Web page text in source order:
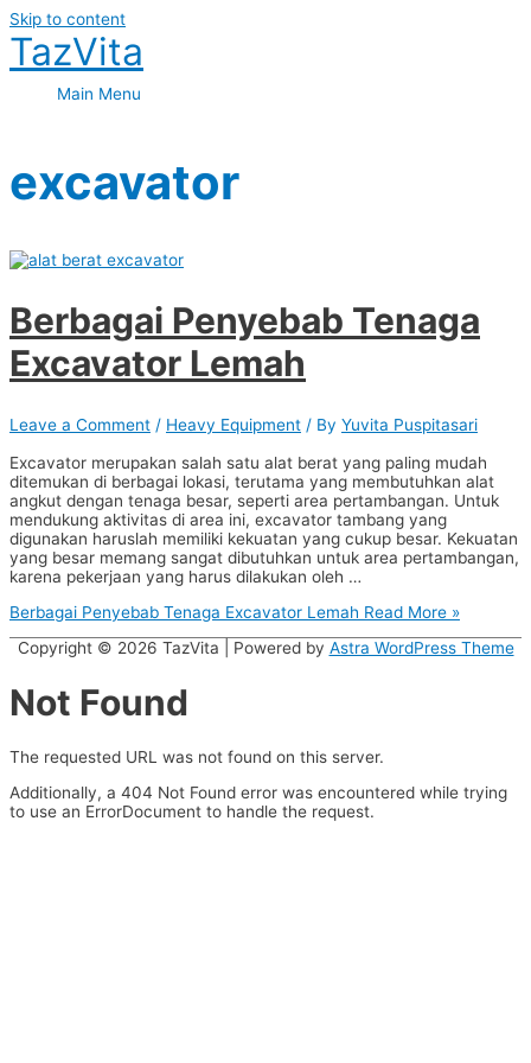
Skip to content
TazVita
Main Menu
excavator
Berbagai Penyebab Tenaga
Excavator Lemah
Leave a Comment / Heavy Equipment / By Yuvita Puspitasari
Excavator merupakan salah satu alat berat yang paling mudah
ditemukan di berbagai lokasi, terutama yang membutuhkan alat
angkut dengan tenaga besar, seperti area pertambangan. Untuk
mendukung aktivitas di area ini, excavator tambang yang
digunakan haruslah memiliki kekuatan yang cukup besar. Kekuatan
yang besar memang sangat dibutuhkan untuk area pertambangan,
karena pekerjaan yang harus dilakukan oleh …
Berbagai Penyebab Tenaga Excavator Lemah Read More »
Copyright © 2026 TazVita | Powered by Astra WordPress Theme
Not Found
The requested URL was not found on this server.
Additionally, a 404 Not Found error was encountered while trying
to use an ErrorDocument to handle the request.